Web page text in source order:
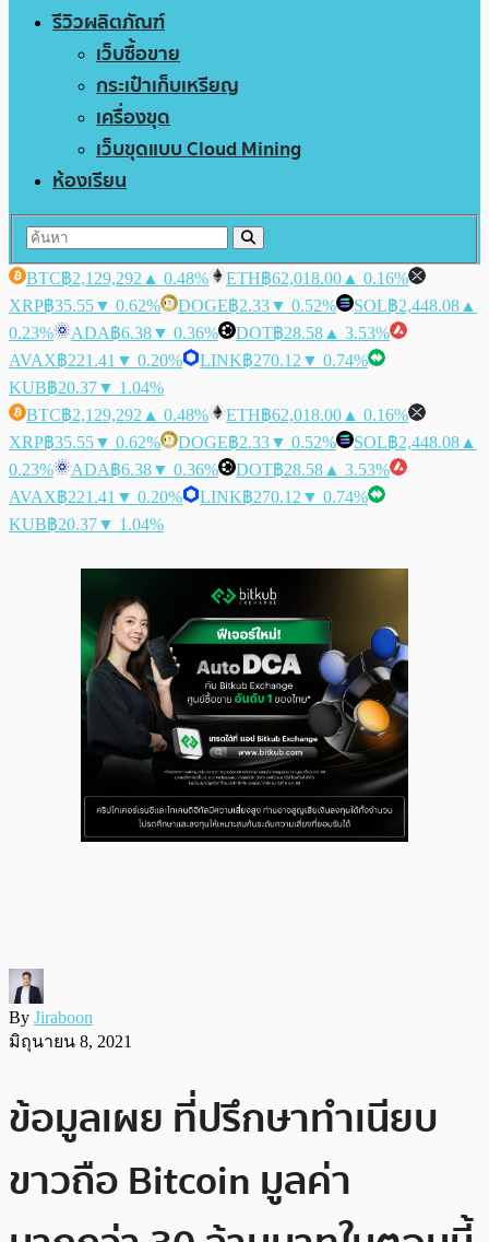
รีวิวผลิตภัณฑ์
เว็บซื้อขาย
กระเป๋าเก็บเหรียญ
เครื่องขุด
เว็บขุดแบบ Cloud Mining
ห้องเรียน
BTC฿2,129,292 ▲ 0.48% ETH฿62,018.00 ▲ 0.16%
XRP฿35.55▼ 0.62% DOGE฿2.33▼ 0.52% SOL฿2,448.08 ▲
0.23%
ADA฿6.38▼ 0.36% DOT฿28.58 ▲ 3.53%
AVAX฿221.41 ▼ 0.20% LINK฿270.12 ▼ 0.74%
KUB฿20.37▼ 1.04%
BTC฿2,129,292 ▲ 0.48% ETH฿62,018.00 ▲ 0.16%
XRP฿35.55▼ 0.62% DOGE฿2.33▼ 0.52% SOL฿2,448.08 ▲
0.23%
ADA฿6.38▼ 0.36% DOT฿28.58 ▲ 3.53%
AVAX฿221.41 ▼ 0.20% LINK฿270.12 ▼ 0.74%
KUB฿20.37▼ 1.04%
By Jiraboon
มิถุนายน 8, 2021
ข้อมูลเผย ที่ปรึกษาทำเนียบ
ขาวถือ Bitcoin มูลค่า